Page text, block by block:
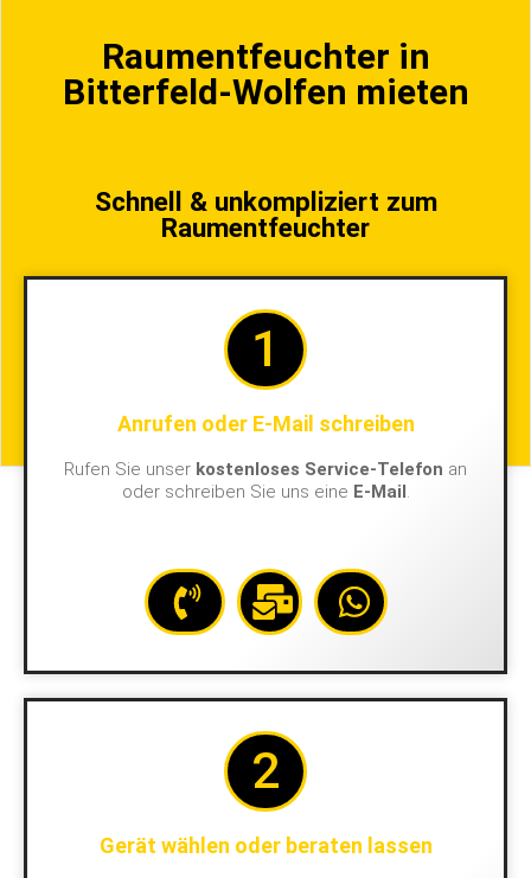
Raumentfeuchter in
Bitterfeld-Wolfen mieten
Schnell & unkompliziert zum
Raumentfeuchter
1
Anrufen oder E-Mail schreiben
Rufen Sie unser kostenloses Service-Telefon an
oder schreiben Sie uns eine E-Mail.
2
Gerät wählen oder beraten lassen